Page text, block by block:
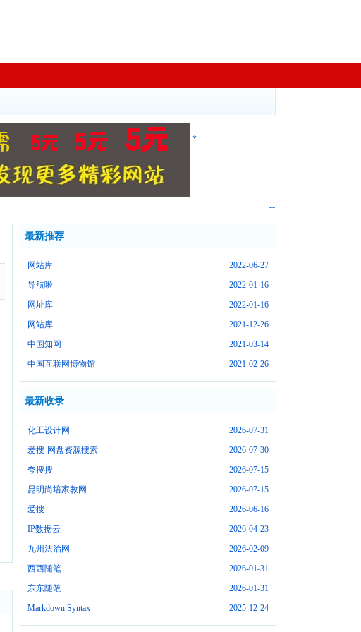
*
--
最新推荐
2022-06-27
网站库
2022-01-16
导航啦
2022-01-16
网址库
2021-12-26
网站库
2021-03-14
中国知网
2021-02-26
中国互联网博物馆
最新收录
2026-07-31
化工设计网
2026-07-30
爱搜-网盘资源搜索
2026-07-15
夸搜搜
2026-07-15
昆明尚培家教网
2026-06-16
爱搜
2026-04-23
IP数据云
2026-02-09
九州法治网
2026-01-31
西西随笔
2026-01-31
东东随笔
2025-12-24
Markdown Syntax